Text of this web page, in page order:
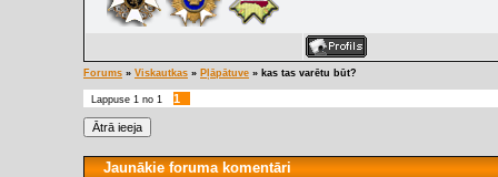
Forums » Viskautkas » Pļāpātuve » kas tas varētu būt?
Lappuse 1 no 1 1
Jaunākie foruma komentāri